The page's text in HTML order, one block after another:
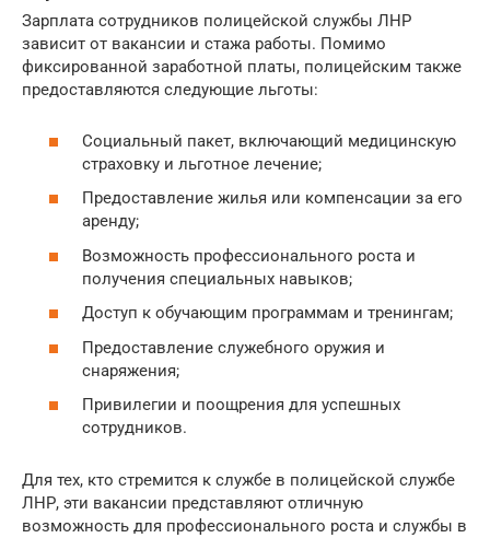
Зарплата сотрудников полицейской службы ЛНР
зависит от вакансии и стажа работы. Помимо
фиксированной заработной платы, полицейским также
предоставляются следующие льготы:
Социальный пакет, включающий медицинскую
страховку и льготное лечение;
Предоставление жилья или компенсации за его
аренду;
Возможность профессионального роста и
получения специальных навыков;
Доступ к обучающим программам и тренингам;
Предоставление служебного оружия и
снаряжения;
Привилегии и поощрения для успешных
сотрудников.
Для тех, кто стремится к службе в полицейской службе
ЛНР, эти вакансии представляют отличную
возможность для профессионального роста и службы в